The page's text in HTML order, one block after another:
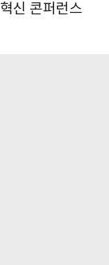
신 콘퍼런스